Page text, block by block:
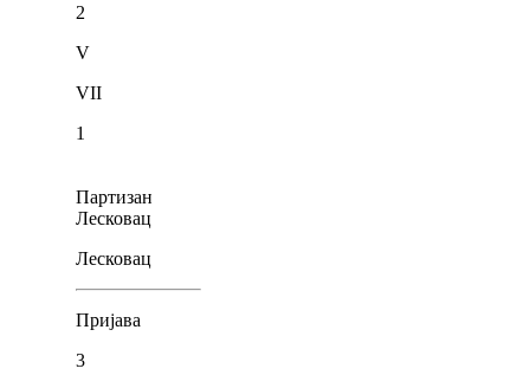
2
V
VII
1
Партизан
Лесковац
Лесковац
Пријава
3